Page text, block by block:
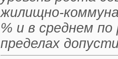
жилищно-
% и в среднем
пределах